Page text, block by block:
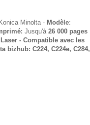
Minolta - Modèle:
Jusqu'à 26 000 pages
Laser - Compatible avec les
bizhub: C224, C224e, C284,